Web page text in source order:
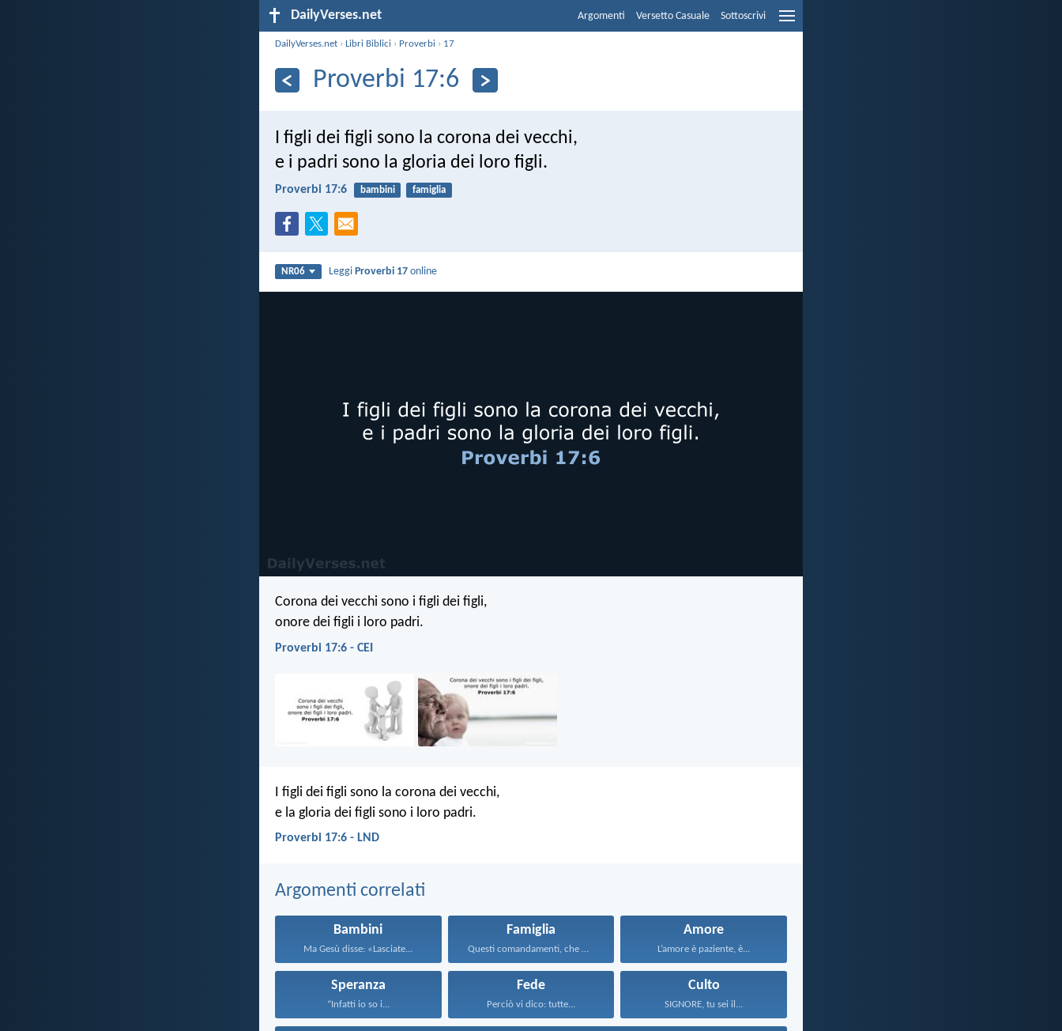
DailyVerses.net Argomenti Versetto Casuale Sottoscrivi
DailyVerses.net ›Libri Biblici › Proverbi › 17
Proverbi 17:6
I figli dei figli sono la corona dei vecchi,
e i padri sono la gloria dei loro figli.
Proverbi 17:6 bambini famiglia
NR06 LeggiProverbi 17 online
Corona dei vecchi sono i figli dei figli,
onore dei figli i loro padri.
Proverbi 17:6 - CEI
I figli dei figli sono la corona dei vecchi,
e la gloria dei figli sono i loro padri.
Proverbi 17:6 - LND
Argomenti correlati
Bambini
Ma Gesù disse: «Lasciate...
Famiglia
Questi comandamenti, che oggi...
Amore
L’amore è paziente, è...
Speranza
“Infatti io so i...
Fede
Perciò vi dico: tutte...
Culto
SIGNORE, tu sei il...